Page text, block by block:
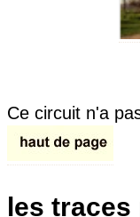
Ce circuit n'a
les traces